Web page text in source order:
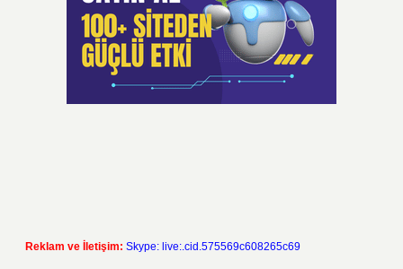
Reklam ve İletişim: Skype: live:.cid.575569c608265c69